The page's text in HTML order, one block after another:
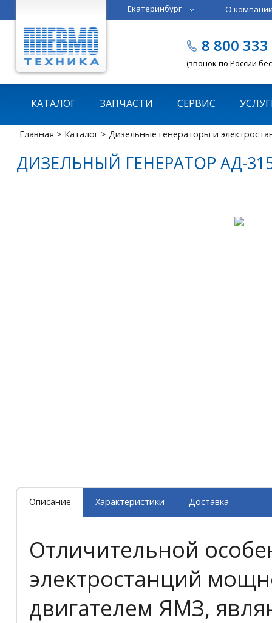
Екатеринбург
О
8 800
(звонок по России
КАТАЛОГ ЗАПЧАСТИ СЕРВИС
Главная > Каталог> Дизельные генераторы и
ДИЗЕЛЬНЫЙ ГЕНЕРАТОР АД-
Описание Характеристики Доставка
Отличительной
электростанций
двигателем ЯМЗ,